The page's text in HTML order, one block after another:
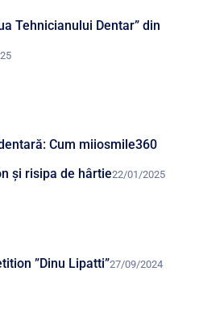
Tehnicianului Dentar” din
Cum miiosmile360
și risipa de hârtie22/01/2025
”Dinu Lipatti”27/09/2024